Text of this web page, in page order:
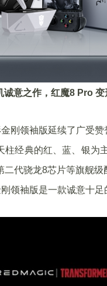
诚意之作，红魔8 Pro
刚领袖版延续了广受
柱经典的红、蓝、银为
二代骁龙8芯片等旗舰
领袖版是一款诚意十